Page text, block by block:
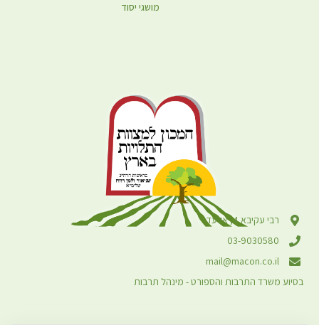
רבי עקיבא 4, אלעד
03-9030580
mail@macon.co.il
בסיוע משרד התרבות והספורט - מינהל תרבות
מושגי יסוד